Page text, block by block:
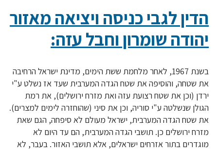
הדין לגבי כניסה ויציאה מאזור
יהודה שומרון וחבל עזה:
בשנת 1967, לאחר מלחמת ששת הימים, מדינת ישראל הרחיבה
את שטחה, והוסיפה את שטח הגדה המערבית שעד אז נשלט ע"י
ירדן (וכן את שטח רצועת עזה ואת מזרח ירושלים), את רמת
הגולן שנשלטה ע"י סוריה, וכן את סיני (שהוחזרה לימים למצרים).
את שטח הגדה המערבית, ישראל מעולם לא סיפחה, הגם שאת
מזרח ירושלים כן. תושבי הגדה המערבית, הם עד היום לא
מוגדרים בתור אזרחים ישראלים, אלא תושבי האזור. בעבר, לא